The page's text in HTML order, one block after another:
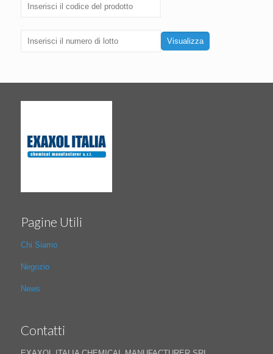
Visualizza
Pagine Utili
Chi Siamo
Negozio
News
Contatti